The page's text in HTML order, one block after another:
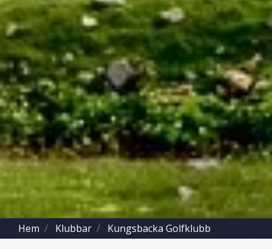
Hem Klubbar Kungsbacka Golfklubb